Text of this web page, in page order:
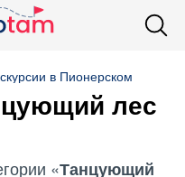
в Пионерском
лес
«Танцующий